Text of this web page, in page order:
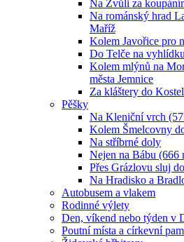
Na Zvůli za
Na románský hrad
Maříž
Kolem Javořice pro
Do Telče na
Kolem mlýnů na
města Jemnice
Za kláštery do
Pěšky
Na Kleniční vrch
Kolem Šmelcovny
Na stříbrné doly
Nejen na Bábu (666
Přes Grázlovu sluj
Na Hradisko a
Autobusem a vlakem
Rodinné výlety
Den, víkend nebo týden v
Poutní místa a církevní